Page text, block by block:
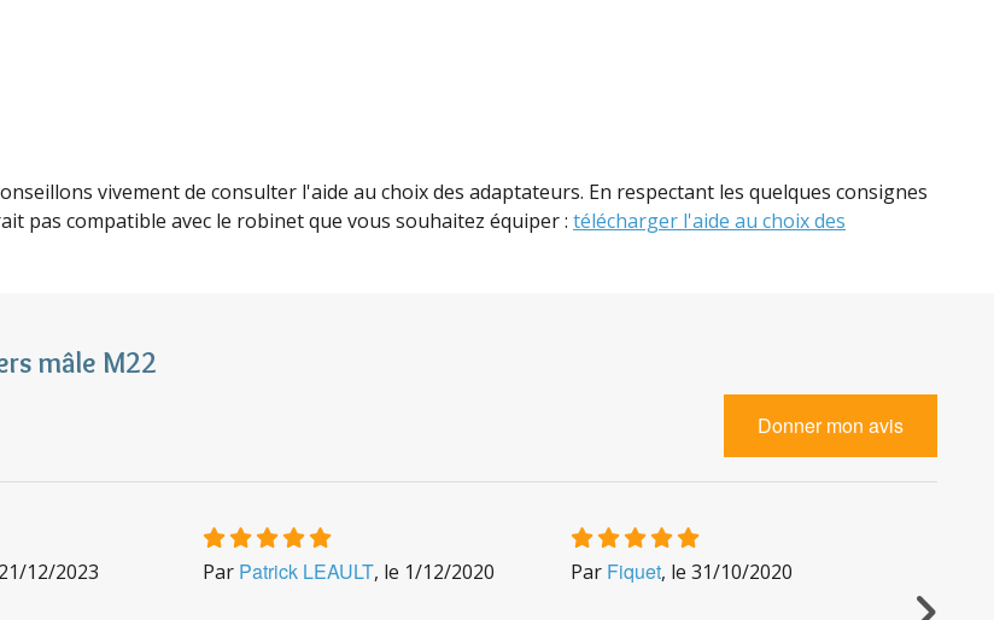
vivement de consulter l'aide au choix des adaptateurs. En respectant les quelques consignes
pas compatible avec le robinet que vous souhaitez équiper : télécharger l'aide au choix des
mâle M22
Donner mon avis
21/12/2023 Par Patrick LEAULT, le 1/12/2020 Par Fiquet, le 31/10/2020